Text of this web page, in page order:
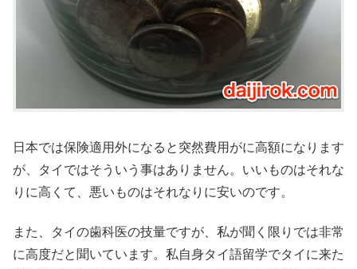
日本では保険適用外になると突然費用がに高額になります
が、タイではそういう事はありません。いいものはそれな
りに高くて、悪いものはそれなりに安いのです。
また、タイの歯科医の技量ですが、私が聞く限りでは非常
に高度だと聞いています。私自身タイ語留学でタイに来た